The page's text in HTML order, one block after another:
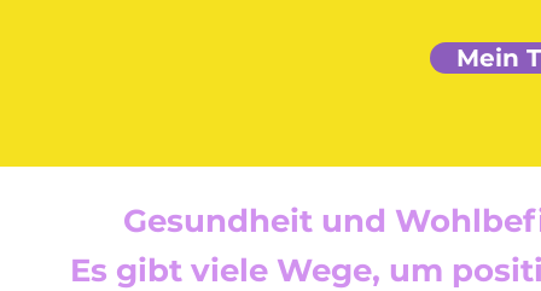
Mein
Gesundheit und
Es gibt viele Wege, um